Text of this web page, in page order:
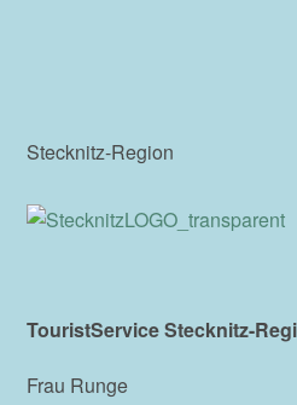
Stecknitz-Region
TouristService Stecknitz-
Frau Runge